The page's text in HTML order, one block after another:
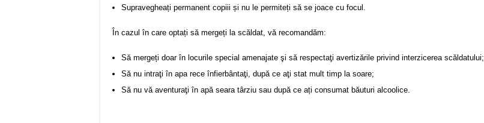
Supravegheați permanent copiii și nu le permiteți să se joace cu focul.
În cazul în care optați să mergeți la scăldat, vă recomandăm:
Să mergeți doar în locurile special amenajate şi să respectaţi avertizările privind interzicerea scăldatului;
Să nu intraţi în apa rece înfierbântaţi, după ce aţi stat mult timp la soare;
Să nu vă aventuraţi în apă seara târziu sau după ce ați consumat băuturi alcoolice.